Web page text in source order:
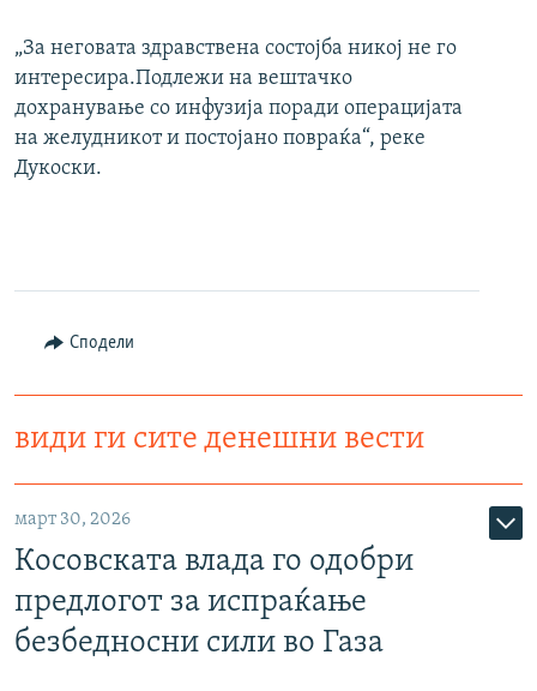
„За неговата здравствена состојба никој не го
интересира.Подлежи на вештачко
дохранување со инфузија поради операцијата
на желудникот и постојано повраќа“, реке
Дукоски.
Сподели
види ги сите денешни вести
март 30, 2026
Косовската влада го одобри
предлогот за испраќање
безбедносни сили во Газа